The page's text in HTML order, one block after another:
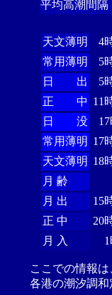
平均高潮間隔
天文薄明
4
常用薄明
5
日 出
5
正 中 11
日 没
常用薄明 17
天文薄明 18
月 齢
月 出
15
正 中
20
月 入
ここでの情報
各港の潮汐調